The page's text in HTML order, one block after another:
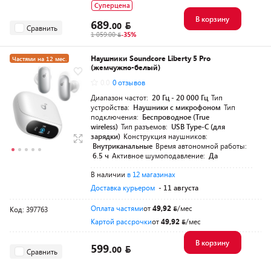
Сравнить
Суперцена
689.00
1 059.00 -35%
В корзину
Частями на 12 мес.
Новинка
Наушники Soundcore Liberty 5 Pro
(жемчужно-белый)
0 отзывов
Диапазон частот: 20 Гц - 20 000 Гц Тип
устройства: Наушники с микрофоном Тип
подключения: Беспроводное (True
wireless) Тип разъемов: USB Type-C (для
зарядки) Конструкция наушников:
Внутриканальные Время автономной работы:
6.5 ч Активное шумоподавление: Да
В наличии в 12 магазинах
Доставка курьером - 11 августа
Код: 397763 Оплата частямиот49,92
/мес
Картой рассрочкиот49,92 /мес
Сравнить 599.00
В корзину